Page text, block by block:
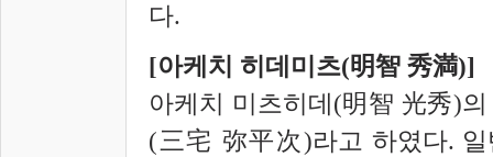
다.
[아케치 히데미츠(明智 秀満)]
아케치 미츠히데(明智 光秀)
(三宅 弥平次)라고 하였다.